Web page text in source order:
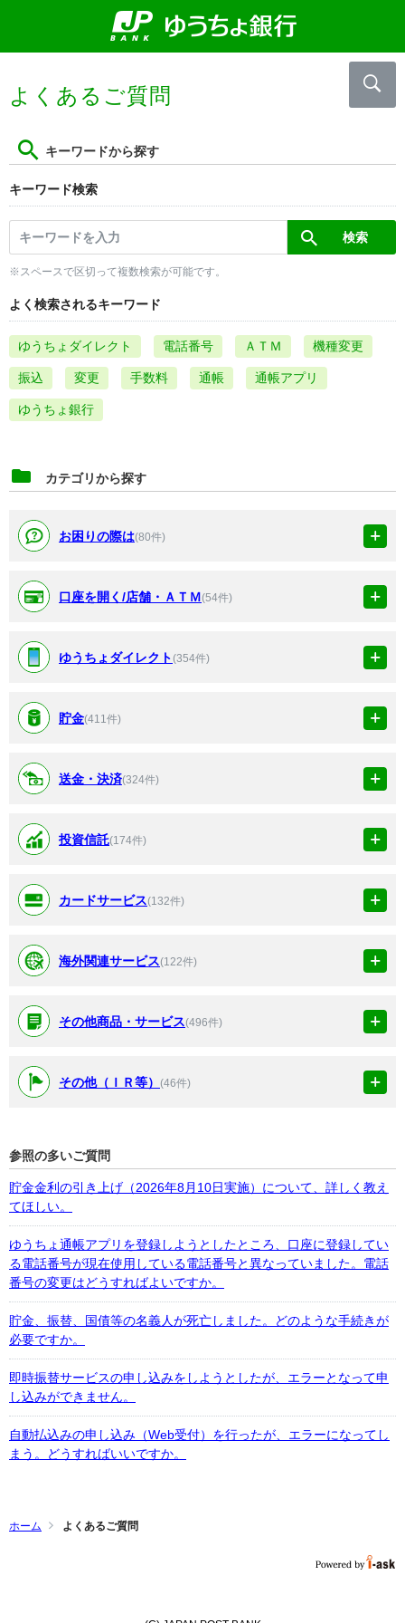
よくあるご質問
キーワードから探す
キーワード検索
※スペースで区切って複数検索が可能です。
よく検索されるキーワード
ゆうちょダイレクト 電話番号 ＡＴＭ 機種変更
振込 変更 手数料 通帳 通帳アプリ
ゆうちょ銀行
カテゴリから探す
お困りの際は(80件)
口座を開く/店舗・ＡＴＭ(54件)
ゆうちょダイレクト(354件)
貯金(411件)
送金・決済(324件)
投資信託(174件)
カードサービス(132件)
海外関連サービス(122件)
その他商品・サービス(496件)
その他（ＩＲ等） (46件)
参照の多いご質問
貯金金利の引き上げ（2026年8月10日実施）について、詳しく教え
てほしい。
ゆうちょ通帳アプリを登録しようとしたところ、口座に登録してい
る電話番号が現在使用している電話番号と異なっていました。電話
番号の変更はどうすればよいですか。
貯金、振替、国債等の名義人が死亡しました。どのような手続きが
必要ですか。
即時振替サービスの申し込みをしようとしたが、エラーとなって申
し込みができません。
自動払込みの申し込み（Web受付）を行ったが、エラーになってし
まう。どうすればいいですか。
ホーム よくあるご質問